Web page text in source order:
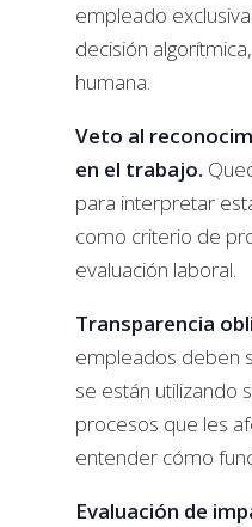
empleado
decisión
humana.
Veto al
en el trabajo.
para interpretar
como criterio de
evaluación laboral.
Transparencia
empleados deben
se están utilizando
procesos que les
entender cómo
Evaluación de